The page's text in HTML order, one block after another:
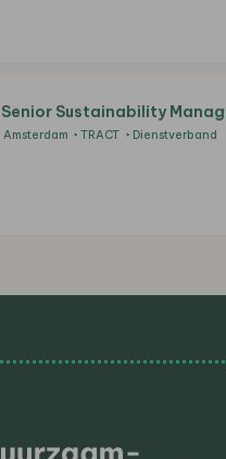
Senior Sustainability
Amsterdam TRACT Dienstverband